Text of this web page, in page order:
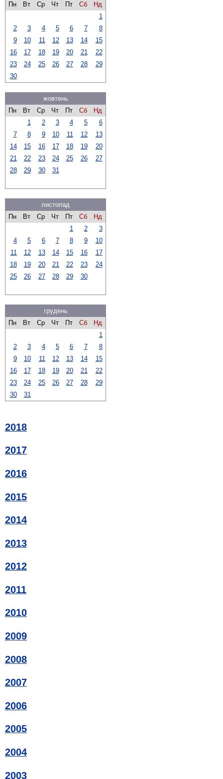
Пн
Вт Ср Чт Пт Сб
Нд
1
2
3 4 5 6 7
8
9
10 11 12 13 14
15
16
17 18 19 20 21
22
23
24 25 26 27 28
29
30
жовтень
Пн
Вт Ср Чт Пт Сб
Нд
1
2 3 4 5
6
7
8 9 10 11 12
13
14
15 16 17 18 19
20
21
22 23 24 25 26
27
28
29 30 31
листопад
Пн
Вт Ср Чт Пт Сб
Нд
1
2
3
4
5 6 7 8 9
10
11
12 13 14 15 16
17
18
19 20 21 22 23
24
25
26 27 28 29 30
грудень
Пн
Вт Ср Чт Пт Сб
Нд
1
2
3 4 5 6 7
8
9
10 11 12 13 14
15
16
17 18 19 20 21
22
23
24 25 26 27 28
29
30
31
2018
2017
2016
2015
2014
2013
2012
2011
2010
2009
2008
2007
2006
2005
2004
2003